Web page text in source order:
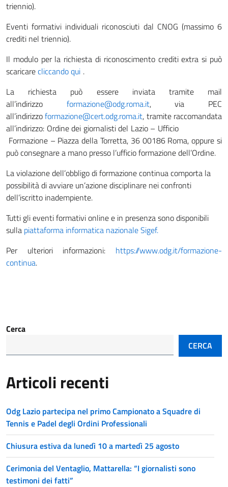
triennio).
Eventi formativi individuali riconosciuti dal CNOG (massimo 6
crediti nel triennio).
Il modulo per la richiesta di riconoscimento crediti extra si può
scaricarecliccando qui .
La richiesta può essere inviata tramite mail
all’indirizzo formazione@odg.roma.it, via PEC
all’indirizzoformazione@cert.odg.roma.it, tramite raccomandata
all’indirizzo: Ordine dei giornalisti del Lazio – Ufficio
Formazione – Piazza della Torretta, 36 00186 Roma, oppure si
può consegnare a mano presso l’ufficio formazione dell’Ordine.
La violazione dell’obbligo di formazione continua comporta la
possibilità di avviare un’azione disciplinare nei confronti
dell’iscritto inadempiente.
Tutti gli eventi formativi online e in presenza sono disponibili
sulla piattaforma informatica nazionale Sigef.
Per ulteriori informazioni: https://www.odg.it/formazione-
continua.
Cerca
CERCA
Articoli recenti
Odg Lazio partecipa nel primo Campionato a Squadre di
Tennis e Padel degli Ordini Professionali
Chiusura estiva da lunedì 10 a martedì 25 agosto
Cerimonia del Ventaglio, Mattarella: “I giornalisti sono
testimoni dei fatti”